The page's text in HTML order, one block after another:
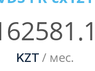
KZT / мес.